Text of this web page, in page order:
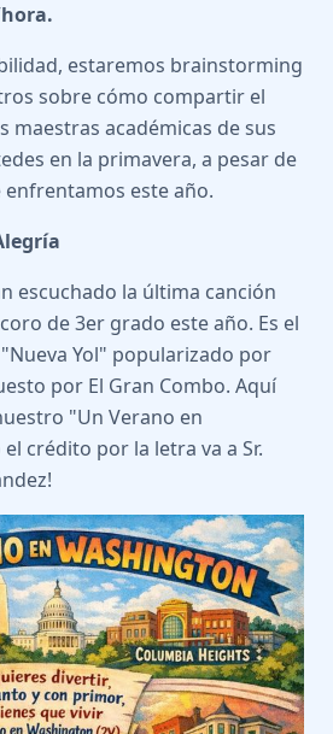
estaremos brainstorming
sobre cómo compartir el
maestras académicas de sus
en la primavera, a pesar de
este año.
escuchado la última canción
de 3er grado este año. Es el
Yol" popularizado por
por El Gran Combo. Aquí
"Un Verano en
crédito por la letra va a Sr.